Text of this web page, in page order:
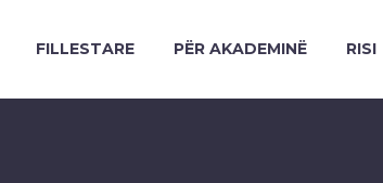
FILLESTARE PËR AKADEMINË RISI